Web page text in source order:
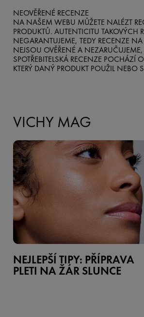
NEOVĚŘENÉ RECENZE
NA NAŠEM WEBU MŮŽETE NALÉZT
PRODUKTŮ. AUTENTICITU TAKOVÝCH
NEGARANTUJEME, TEDY RECENZE
NEJSOU OVĚŘENÉ A NEZARUČUJEME,
SPOTŘEBITELSKÁ RECENZE POCHÁZÍ
KTERÝ DANÝ PRODUKT POUŽIL NEBO
VICHY MAG
NEJLEPŠÍ TIPY: PŘÍPRAVA
PLETI NA ŽÁR SLUNCE